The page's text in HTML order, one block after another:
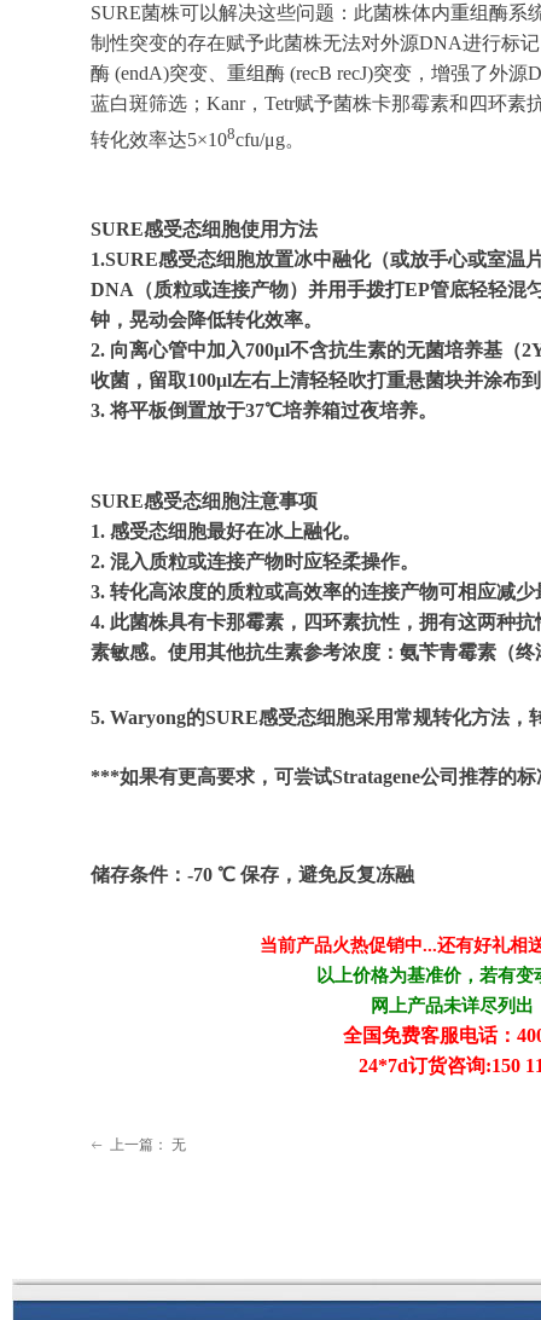
SURE菌株可以解决这些问题：此菌株体内重组酶系
制性突变的存在赋予此菌株无法对外源DNA进行标
酶 (endA)突变、重组酶 (recB recJ)突变，增强了外
蓝白斑筛选；Kanr，Tetr赋予菌株卡那霉素和四环
转化效率达5×108cfu/μg。
SURE感受态细胞使用方法
1.SURE感受态细胞放置冰中融化（或放手心或室温
DNA（质粒或连接产物）并用手拨打EP管底轻轻混
钟，晃动会降低转化效率。
2. 向离心管中加入700μl不含抗生素的无菌培养基（
收菌，留取100μl左右上清轻轻吹打重悬菌块并涂布
3. 将平板倒置放于37℃培养箱过夜培养。
SURE感受态细胞注意事项
1. 感受态细胞最好在冰上融化。
2. 混入质粒或连接产物时应轻柔操作。
3. 转化高浓度的质粒或高效率的连接产物可相应减
4. 此菌株具有卡那霉素，四环素抗性，拥有这两种
素敏感。使用其他抗生素参考浓度：氨苄青霉素（
5. Waryong的SURE感受态细胞采用常规转化方法，
***如果有更高要求，可尝试Stratagene公司推荐的
储存条件：-70 ℃ 保存，避免反复冻融
当前产品火热促销中...还有好礼相
以上价格为基准价，若有
网上产品未详尽列
全国免费客服电话：
24*7d订货咨询:150
ꂃ 上一篇： 无